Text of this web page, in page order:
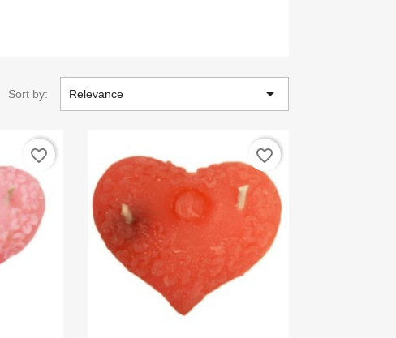
Sort by: Relevance 
favorite_border favorite_border